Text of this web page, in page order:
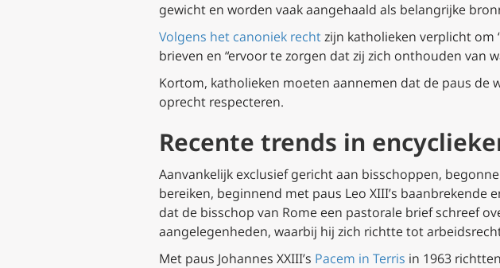
gewicht en worden vaak aangehaald als belangrijke
Volgens het canoniek rechtzijn katholieken verplicht om
brieven en “ervoor te zorgen dat zij zich onthouden van
Kortom, katholieken moeten aannemen dat de paus de
oprecht respecteren.
Recente trends in
Aanvankelijk exclusief gericht aan bisschoppen,
bereiken, beginnend met paus Leo XIII’s baanbrekende
dat de bisschop van Rome een pastorale brief schreef
aangelegenheden, waarbij hij zich richtte tot
Met paus Johannes XXIII’s Pacem in Terris in 1963